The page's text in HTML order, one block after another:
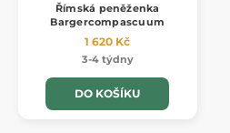
Římská peněženka
Bargercompascuum
1 620 Kč
3-4 týdny
DO KOŠÍKU